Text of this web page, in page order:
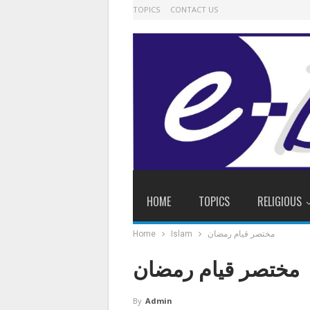
TOPICS CONTACT US
HOME TOPICS RELIGIOUS
Home Islam مختصر قیام رمضان
مختصر قیام رمضان
By Admin